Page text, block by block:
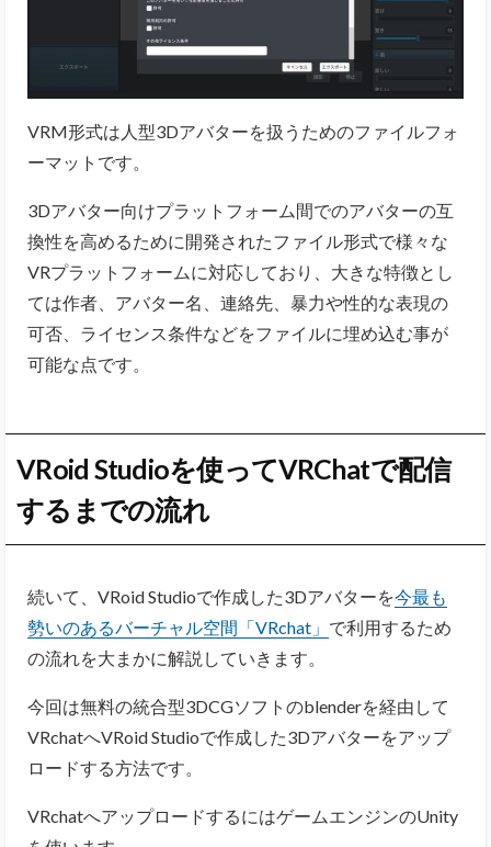
VRM形式は人型3Dアバターを扱うためのファイルフォ
ーマットです。
3Dアバター向けプラットフォーム間でのアバターの互
換性を高めるために開発されたファイル形式で様々な
VRプラットフォームに対応しており、大きな特徴とし
ては作者、アバター名、連絡先、暴力や性的な表現の
可否、ライセンス条件などをファイルに埋め込む事が
可能な点です。
VRoid Studioを使ってVRChatで配信
するまでの流れ
続いて、VRoid Studioで作成した3Dアバターを今最も
勢いのあるバーチャル空間「VRchat」 で利用するため
の流れを大まかに解説していきます。
今回は無料の統合型3DCGソフトのblenderを経由して
VRchatへVRoid Studioで作成した3Dアバターをアップ
ロードする方法です。
VRchatへアップロードするにはゲームエンジンのUnity